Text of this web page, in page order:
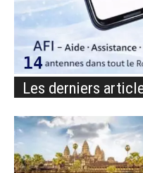
Les derniers